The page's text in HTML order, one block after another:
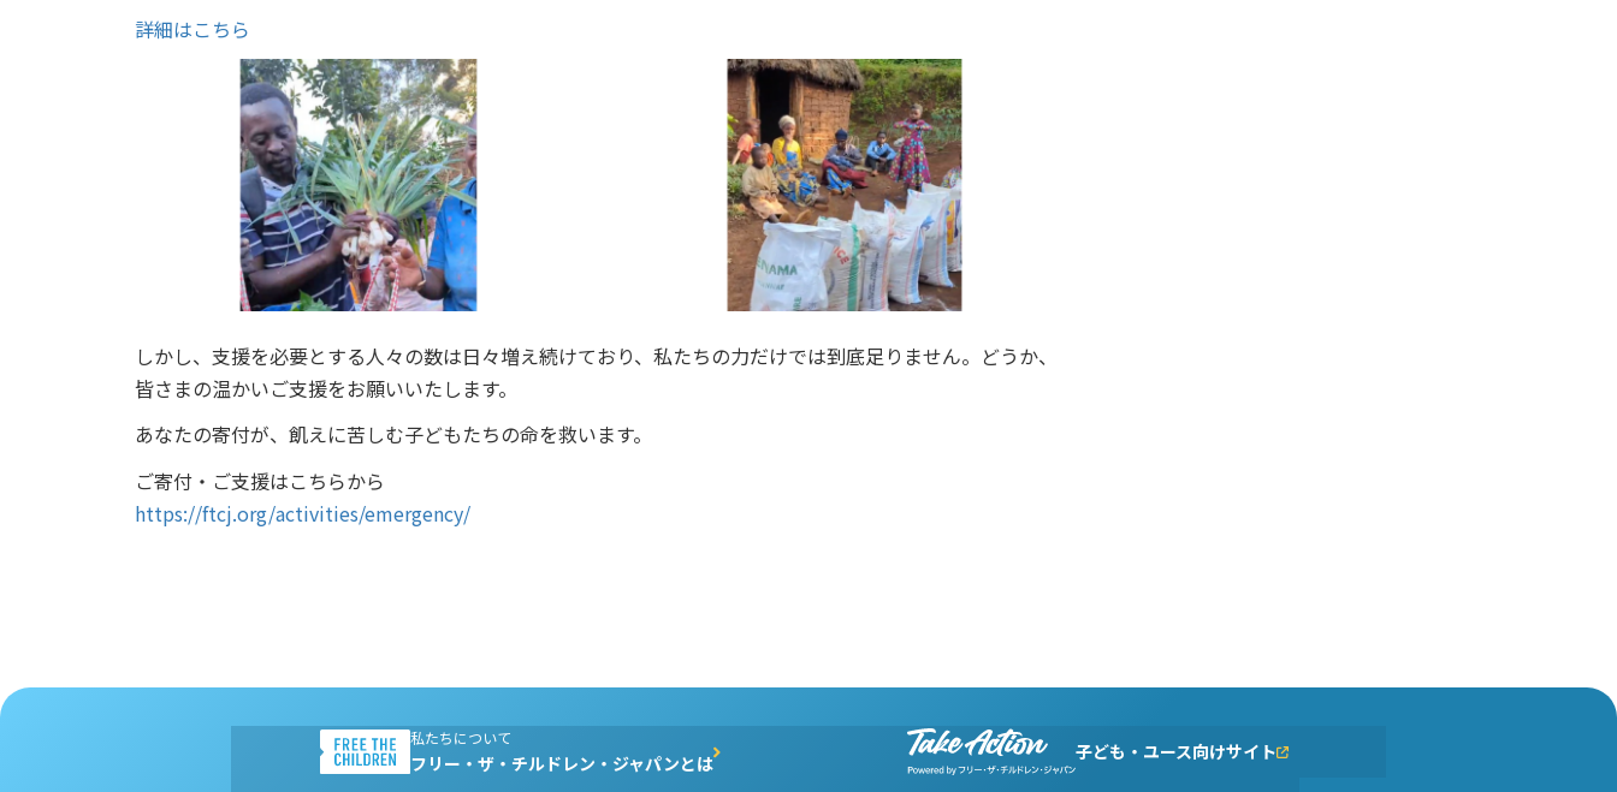
詳細はこちら
しかし、支援を必要とする人々の数は日々増え続けており、私たちの力だけでは到底足りません。どうか、
皆さまの温かいご支援をお願いいたします。
あなたの寄付が、飢えに苦しむ子どもたちの命を救います。
ご寄付・ご支援はこちらから
https://ftcj.org/activities/emergency/
私たちについて
フリー・ザ・チルドレン・ジャパンとは 子ども・ユース向けサイト